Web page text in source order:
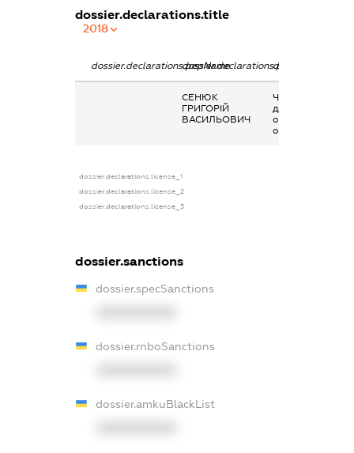
dossier.declarations.title
2018
dossier.declarations.pepNamedossier.declarations.personName
СЕНЮК
ГРИГОРІЙ
ВАСИЛЬОВИЧ
Членство
декларування в
організаціях та
органах
dossier.declarations.license_1
dossier.declarations.license_2
dossier.declarations.license_3
dossier.sanctions
dossier.specSanctions
dossier.rnboSanctions
dossier.amkuBlackList